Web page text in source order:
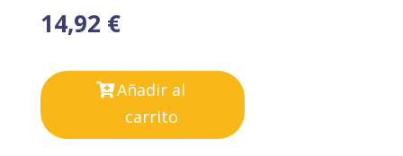
14,92 €
Añadir al
carrito